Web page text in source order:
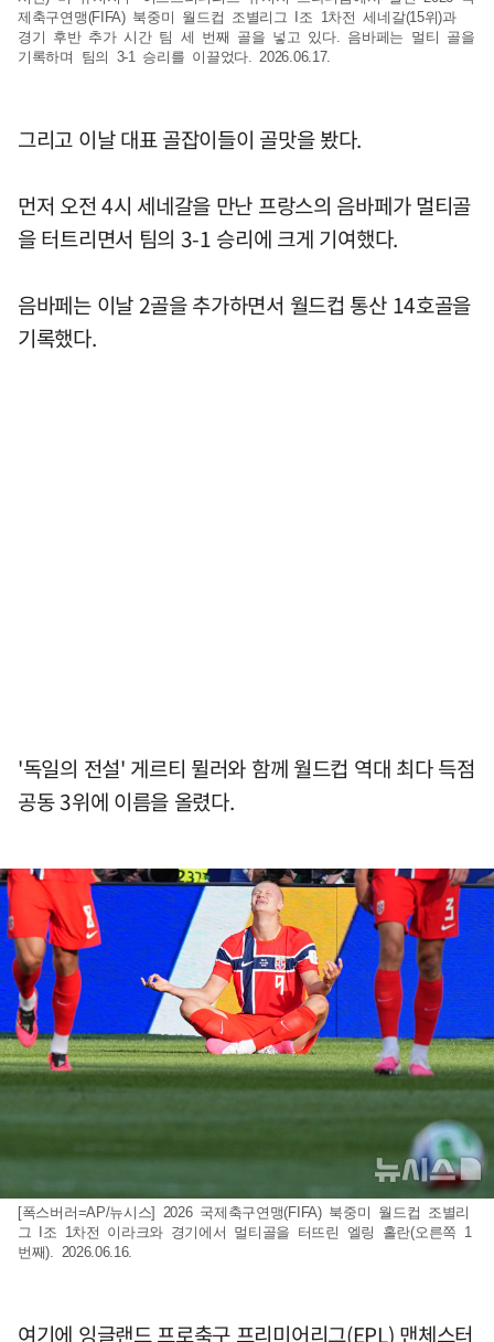
제축구연맹(FIFA) 북중미 월드컵 조별리그 I조 1차전 세네갈(15위)과
경기 후반 추가 시간 팀 세 번째 골을 넣고 있다. 음바페는 멀티 골을
기록하며 팀의 3-1 승리를 이끌었다. 2026.06.17.
그리고 이날 대표 골잡이들이 골맛을 봤다.
먼저 오전 4시 세네갈을 만난 프랑스의 음바페가 멀티골
을 터트리면서 팀의 3-1 승리에 크게 기여했다.
음바페는 이날 2골을 추가하면서 월드컵 통산 14호골을
기록했다.
'독일의 전설' 게르티 뮐러와 함께 월드컵 역대 최다 득점
공동 3위에 이름을 올렸다.
[폭스버러=AP/뉴시스] 2026 국제축구연맹(FIFA) 북중미 월드컵 조별리
그 I조 1차전 이라크와 경기에서 멀티골을 터뜨린 엘링 홀란(오른쪽 1
번째). 2026.06.16.
여기에 잉글랜드 프로축구 프리미어리그(EPL) 맨체스터